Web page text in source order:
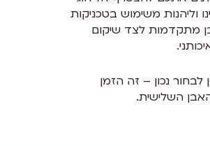
וליהנות משימוש בטכניקות
מתקדמות לצד שיקום
לבחור נכון – זה הזמן
השלישית.